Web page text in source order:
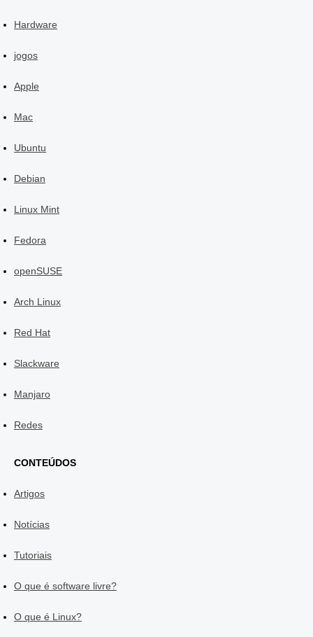
Hardware
jogos
Apple
Mac
Ubuntu
Debian
Linux Mint
Fedora
openSUSE
Arch Linux
Red Hat
Slackware
Manjaro
Redes
CONTEÚDOS
Artigos
Notícias
Tutoriais
O que é software livre?
O que é Linux?